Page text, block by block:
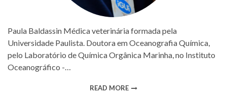
Paula Baldassin Médica veterinária formada pela
Universidade Paulista. Doutora em Oceanografia Química,
pelo Laboratório de Química Orgânica Marinha, no Instituto
Oceanográfico -…
READ MORE